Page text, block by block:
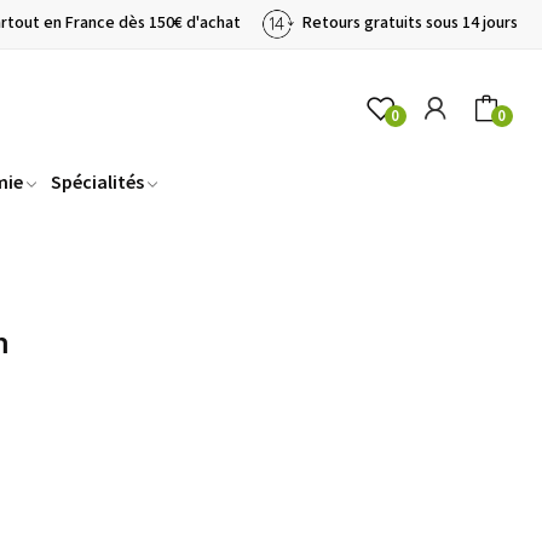
en France dès 150€ d'achat Retours gratuits sous 14 jours
0 0
Spécialités